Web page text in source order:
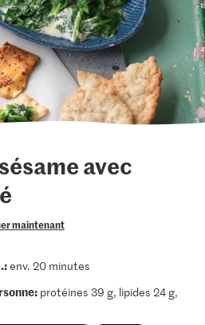
avec
maintenant
env. 20 minutes
protéines 39 g, lipides 24 g,